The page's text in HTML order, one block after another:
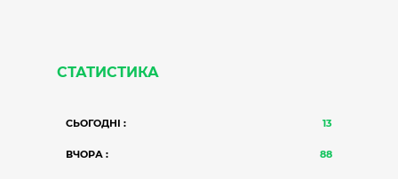
СТАТИСТИКА
СЬОГОДНІ : 13
ВЧОРА : 88